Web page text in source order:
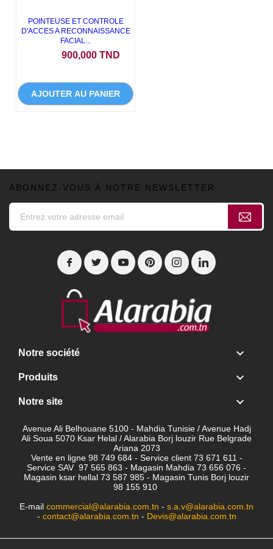
POINTEUSE ET CONTROLE
D'ACCES A RECONNAISSANCE
FACIAL...
900,000 TND
AJOUTER AU PANIER
ABONNEZ-VOUS À NOTRE NEWSLETTER
Notre société 
Produits 
Notre site 
Avenue Ali Belhouane 5100 - Mahdia Tunisie / Avenue Hadj
Ali Soua 5070 Ksar Helal / Alarabia Borj louzir Rue Belgrade
Ariana 2073
Vente en ligne 98 749 684 - Service client 73 671 611 -
Service SAV 97 565 863 - Magasin Mahdia 73 656 076 -
Magasin ksar hellal 73 587 985 - Magasin Tunis Borj louzir
98 155 910
E-mail commercial@alarabia.com.tn - s.a.v@alarabia.com.tn
- contact@alarabia.com.tn - Devis@alarabia.com.tn